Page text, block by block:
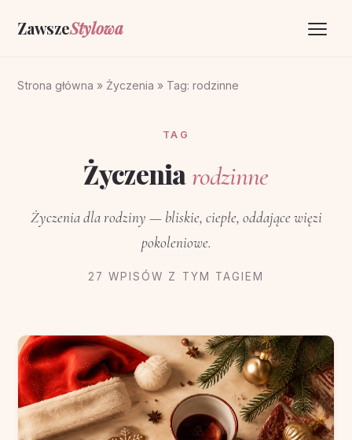
ZawszeStylowa
Strona główna » Życzenia » Tag: rodzinne
TAG
Życzeniarodzinne
Życzenia dla rodziny — bliskie, ciepłe, oddające więzi
pokoleniowe.
27 WPISÓW Z TYM TAGIEM